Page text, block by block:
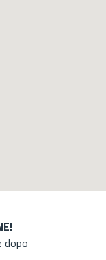
dopo